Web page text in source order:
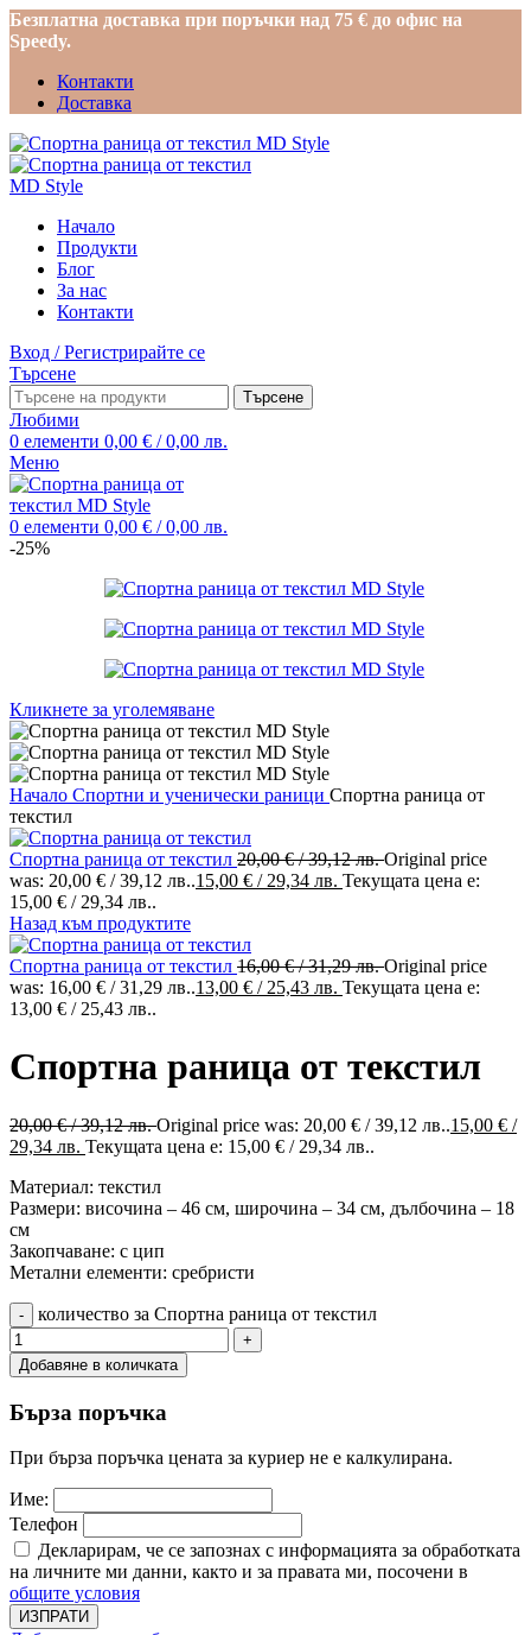
Безплатна доставка при поръчки над 75 € до офис на
Speedy.
Контакти
Доставка
Начало
Продукти
Блог
За нас
Контакти
Вход / Регистрирайте се
Търсене
Търсене
Любими
0 елементи 0,00 € / 0,00 лв.
Меню
0 елементи 0,00 € / 0,00 лв.
-25%
Кликнете за уголемяване
Начало Спортни и ученически раници Спортна раница от
текстил
Спортна раница от текстил 20,00€/ 39,12 лв.Original price
was: 20,00 € / 39,12 лв..15,00 € / 29,34 лв. Текущата цена е:
15,00 € / 29,34 лв..
Назад към продуктите
Спортна раница от текстил 16,00€/ 31,29 лв.Original price
was: 16,00 € / 31,29 лв..13,00 € / 25,43 лв. Текущата цена е:
13,00 € / 25,43 лв..
Спортна раница от текстил
20,00€/ 39,12 лв.Original price was: 20,00 € / 39,12 лв..15,00 € /
29,34 лв. Текущата цена е: 15,00 € / 29,34 лв..
Материал: текстил
Размери: височина – 46 см, широчина – 34 см, дълбочина – 18
см
Закопчаване: с цип
Метални елементи: сребристи
количество за Спортна раница от текстил
Добавяне в количката
Бърза поръчка
При бърза поръчка цената за куриер не е калкулирана.
Име:
Телефон
Декларирам, че се запознах с информацията за обработката
на личните ми данни, както и за правата ми, посочени в
общите условия
ИЗПРАТИ